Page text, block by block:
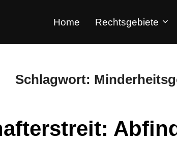
Home Rechtsgebiete
Schlagwort: